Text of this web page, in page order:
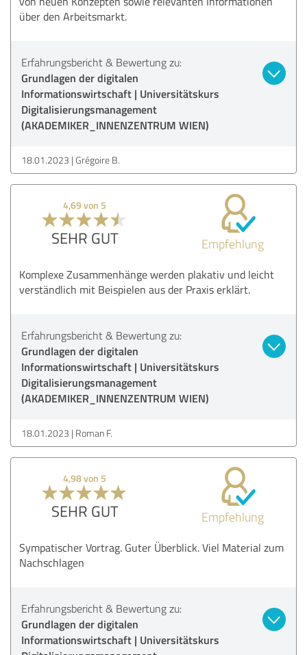
über den Arbeitsmarkt.
Erfahrungsbericht & Bewertung zu:
Grundlagen der digitalen
Informationswirtschaft | Universitätskurs
Digitalisierungsmanagement
(AKADEMIKER_INNENZENTRUM WIEN)
18.01.2023 Grégoire B.
4,69 von 5
SEHR GUT Empfehlung
Komplexe Zusammenhänge werden plakativ und leicht
verständlich mit Beispielen aus der Praxis erklärt.
Erfahrungsbericht & Bewertung zu:
Grundlagen der digitalen
Informationswirtschaft | Universitätskurs
Digitalisierungsmanagement
(AKADEMIKER_INNENZENTRUM WIEN)
18.01.2023 Roman F.
4,98 von 5
SEHR GUT Empfehlung
Sympatischer Vortrag. Guter Überblick. Viel Material zum
Nachschlagen
Erfahrungsbericht & Bewertung zu:
Grundlagen der digitalen
Informationswirtschaft | Universitätskurs